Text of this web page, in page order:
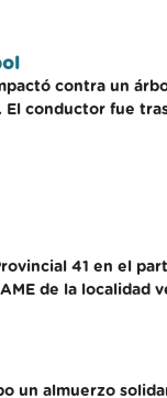
contra un
conductor fue
41 en el
de la localidad
un almuerzo